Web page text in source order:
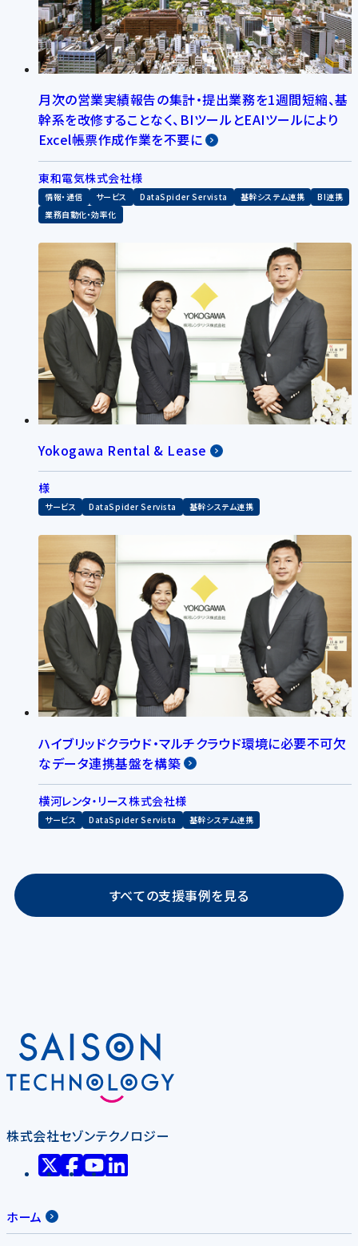
月次の営業実績報告の集計・提出業務を1週間短縮、基
幹系を改修することなく、BIツールとEAIツールにより
Excel帳票作成作業を不要に
東和電気株式会社様
情報・通信 サービス DataSpider Servista 基幹システム連携
BI連携
業務自動化・効率化
Yokogawa Rental & Lease
様
サービス DataSpider Servista 基幹システム連携
ハイブリッドクラウド・マルチクラウド環境に必要不可欠
なデータ連携基盤を構築
横河レンタ・リース株式会社様
サービス DataSpider Servista 基幹システム連携
すべての支援事例を見る
株式会社セゾンテクノロジー
ホーム